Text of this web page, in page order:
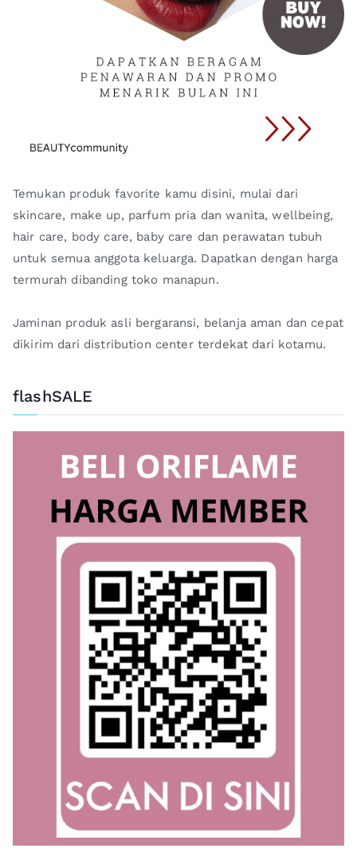
Temukan produk favorite kamu disini, mulai dari
skincare, make up, parfum pria dan wanita, wellbeing,
hair care, body care, baby care dan perawatan tubuh
untuk semua anggota keluarga. Dapatkan dengan harga
termurah dibanding toko manapun.
Jaminan produk asli bergaransi, belanja aman dan cepat
dikirim dari distribution center terdekat dari kotamu.
flashSALE